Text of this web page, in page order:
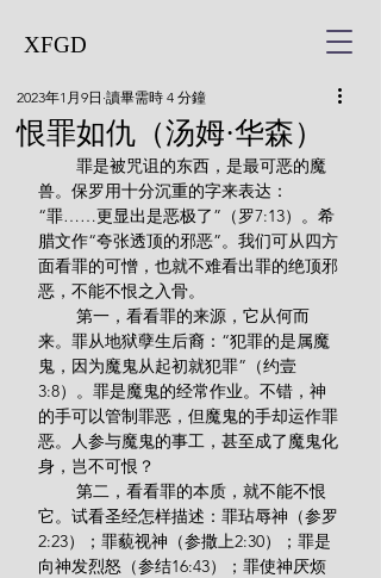
XFGD
恨罪如仇（汤姆·华森）
2023年1月9日 讀畢需時 4 分鐘
兽。保罗用十分沉重的字来表达：
“罪……更显出是恶极了”（罗7:13）。希
腊文作“夸张透顶的邪恶”。我们可从四方
面看罪的可憎，也就不难看出罪的绝顶邪
恶，不能不恨之入骨。
来。罪从地狱孽生后裔：“犯罪的是属魔
鬼，因为魔鬼从起初就犯罪”（约壹
3:8）。罪是魔鬼的经常作业。不错，神
的手可以管制罪恶，但魔鬼的手却运作罪
恶。人参与魔鬼的事工，甚至成了魔鬼化
身，岂不可恨？
它。试看圣经怎样描述：罪玷辱神（参罗
2:23）；罪藐视神（参撒上2:30）；罪是
向神发烈怒（参结16:43）；罪使神厌烦